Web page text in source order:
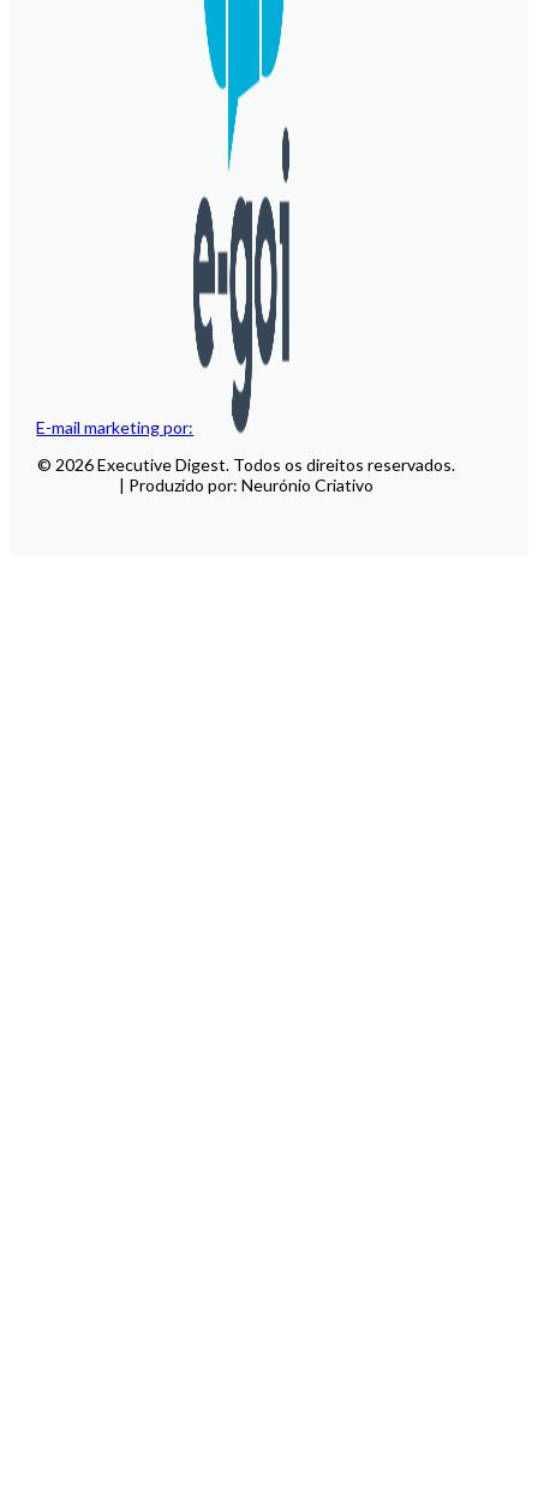
E-mail marketing por:
© 2026 Executive Digest. Todos os direitos reservados.
| Produzido por: Neurónio Criativo